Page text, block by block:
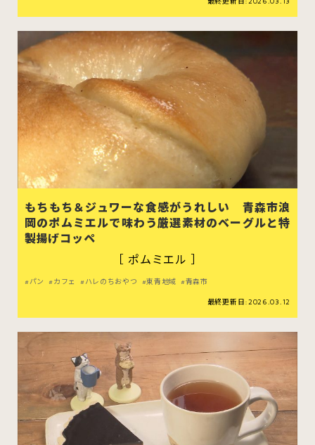
もちもち＆ジュワーな食感がうれしい 青森市浪
岡のポムミエルで味わう厳選素材のベーグルと特
製揚げコッペ
［ ポムミエル ］
パン カフェ ハレのちおやつ 東青地域 青森市
最終更新日:2026.03.12